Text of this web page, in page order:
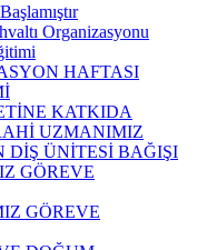
Organizasyonu
HAFTASI
KATKIDA
UZMANIMIZ
DİŞ ÜNİTESİ BAĞIŞI
GÖREVE
GÖREVE